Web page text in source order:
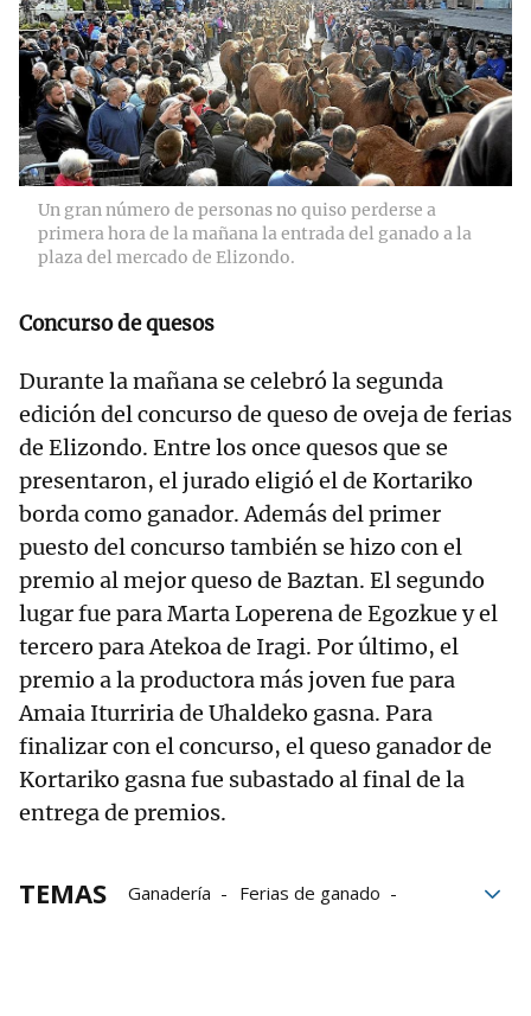
Un gran número de personas no quiso perderse a
primera hora de la mañana la entrada del ganado a la
plaza del mercado de Elizondo.
Concurso de quesos
Durante la mañana se celebró la segunda
edición del concurso de queso de oveja de ferias
de Elizondo. Entre los once quesos que se
presentaron, el jurado eligió el de Kortariko
borda como ganador. Además del primer
puesto del concurso también se hizo con el
premio al mejor queso de Baztan. El segundo
lugar fue para Marta Loperena de Egozkue y el
tercero para Atekoa de Iragi. Por último, el
premio a la productora más joven fue para
Amaia Iturriria de Uhaldeko gasna. Para
finalizar con el concurso, el queso ganador de
Kortariko gasna fue subastado al final de la
entrega de premios.
TEMAS Ganadería
Ferias de ganado